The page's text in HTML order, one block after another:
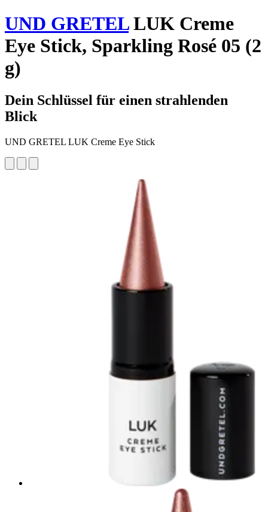
UND GRETELLUK Creme
Eye Stick, Sparkling Rosé 05 (2
g)
Dein Schlüssel für einen strahlenden
Blick
UND GRETEL LUK Creme Eye Stick